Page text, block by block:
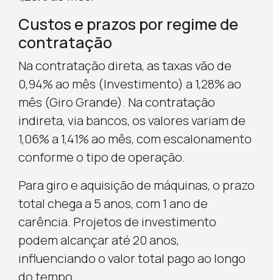
Custos e prazos por regime de
contratação
Na contratação direta, as taxas vão de
0,94% ao mês (Investimento) a 1,28% ao
mês (Giro Grande). Na contratação
indireta, via bancos, os valores variam de
1,06% a 1,41% ao mês, com escalonamento
conforme o tipo de operação.
Para giro e aquisição de máquinas, o prazo
total chega a 5 anos, com 1 ano de
carência. Projetos de investimento
podem alcançar até 20 anos,
influenciando o valor total pago ao longo
do tempo.